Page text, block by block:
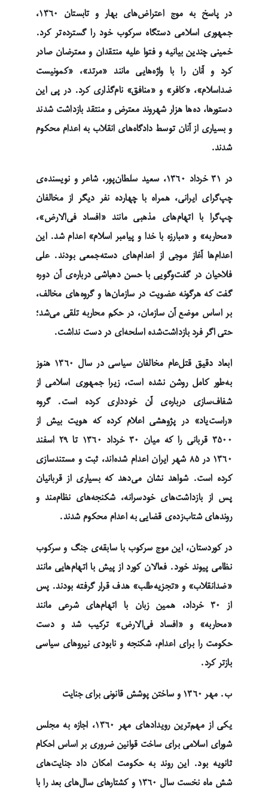
در پاسخ به موج اعتراض‌های بهار و تابستان ۱۳۶۰،
جمهوری اسلامی دستگاه سرکوب خود را گسترده‌تر کرد.
خمینی چندین بیانیه و فتوا علیه منتقدان و معترضان صادر
کرد و آنان را با واژه‌هایی مانند «مرتد»، «کمونیست
ضداسلام»، «کافر» و «منافق» نام‌گذاری کرد. در پی این
دستورها، ده‌ها هزار شهروند معترض و منتقد بازداشت شدند
و بسیاری از آنان توسط دادگاه‌های انقلاب به اعدام محکوم
شدند.
در ۳۱ خرداد ۱۳۶۰، سعید سلطان‌پور، شاعر و نویسنده‌ی
چپ‌گرای ایرانی، همراه با چهارده نفر دیگر از مخالفان
چپ‌گرا با اتهام‌های مذهبی مانند «افساد فی‌الارض»،
«محاربه» و «مبارزه با خدا و پیامبر اسلام» اعدام شد. این
اعدام‌ها آغاز موجی از اعدام‌های دسته‌جمعی بودند. علی
فلاحیان در گفت‌وگویی با حسن دهباشی درباره‌ی آن دوره
گفت که هرگونه عضویت در سازمان‌ها و گروه‌های مخالف،
بر اساس موضع آن سازمان، در حکم محاربه تلقی می‌شد؛
حتی اگر فرد بازداشت‌شده اسلحه‌ای در دست نداشت.
ابعاد دقیق قتل‌عام مخالفان سیاسی در سال ۱۳۶۰ هنوز
به‌طور کامل روشن نشده است، زیرا جمهوری اسلامی از
شفاف‌سازی درباره‌ی آن خودداری کرده است. گروه
«راست‌یاد» در پژوهشی اعلام کرده که هویت بیش از
۳۵۰۰ قربانی را که میان ۳۰ خرداد ۱۳۶۰ تا ۲۹ اسفند
۱۳۶۰ در ۸۵ شهر ایران اعدام شده‌اند، ثبت و مستندسازی
کرده است. شواهد نشان می‌دهد که بسیاری از قربانیان
پس از بازداشت‌های خودسرانه، شکنجه‌های نظام‌مند و
روندهای شتاب‌زده‌ی قضایی به اعدام محکوم شدند.
در کوردستان، این موج سرکوب با سابقه‌ی جنگ و سرکوب
نظامی پیوند خورد. فعالان کورد از پیش با اتهام‌هایی مانند
«ضدانقلاب» و «تجزیه‌طلب» هدف قرار گرفته بودند. پس
از ۳۰ خرداد، همین زبان با اتهام‌های شرعی مانند
«محاربه» و «افساد فی‌الارض» ترکیب شد و دست
حکومت را برای اعدام، شکنجه و نابودی نیروهای سیاسی
بازتر کرد.
ب. مهر ۱۳۶۰ و ساختن پوشش قانونی برای جنایت
یکی از مهم‌ترین رویدادهای مهر ۱۳۶۰، اجازه به مجلس
شورای اسلامی برای ساخت قوانین ضروری بر اساس احکام
ثانویه بود. این روند به حکومت امکان داد جنایت‌های
شش ماه نخست سال ۱۳۶۰ و کشتارهای سال‌های بعد را با